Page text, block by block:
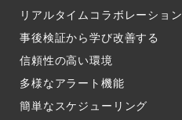
リアルタイムコラボレーション​
事後検証から学び改善する
信頼性の高い環境​
多様なアラート機能​
簡単なスケジューリング​